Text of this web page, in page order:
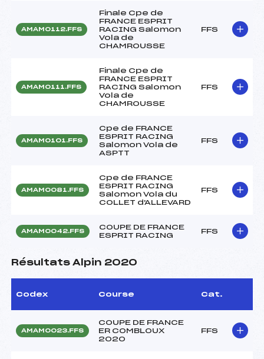
AMAM0112.FFS
Finale Cpe de
FRANCE ESPRIT
RACING Salomon
Vola de
CHAMROUSSE
FFS
AMAM0111.FFS
Finale Cpe de
FRANCE ESPRIT
RACING Salomon
Vola de
CHAMROUSSE
FFS
AMAM0101.FFS
Cpe de FRANCE
ESPRIT RACING
Salomon Vola de
ASPTT
FFS
AMAM0081.FFS
Cpe de FRANCE
ESPRIT RACING
Salomon Vola du
COLLET d'ALLEVARD
FFS
AMAM0042.FFS
COUPE DE FRANCE
ESPRIT RACING
FFS
Résultats Alpin 2020
Codex Course Cat.
AMAM0023.FFS
COUPE DE FRANCE
ER COMBLOUX
2020
FFS